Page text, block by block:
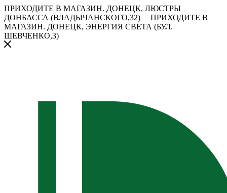
ПРИХОДИТЕ В МАГАЗИН. ДОНЕЦК, ЛЮСТРЫ
ДОНБАССА (ВЛАДЫЧАНСКОГО,32)
ПРИХОДИТЕ В
МАГАЗИН. ДОНЕЦК, ЭНЕРГИЯ СВЕТА (БУЛ.
ШЕВЧЕНКО,3)